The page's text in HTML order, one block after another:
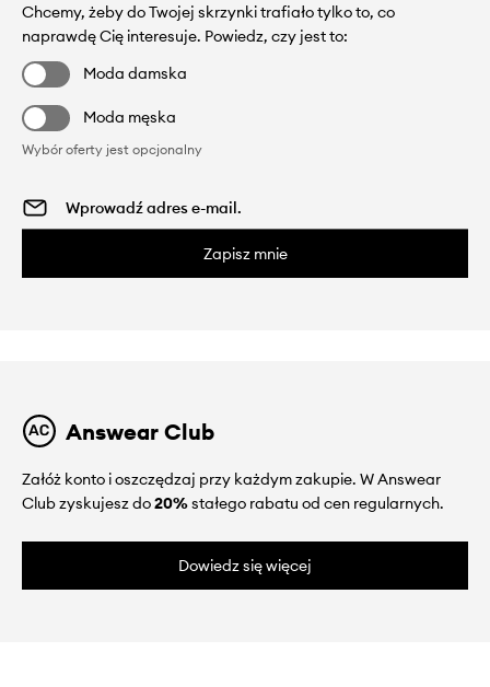
Chcemy, żeby do Twojej skrzynki trafiało tylko to, co
naprawdę Cię interesuje. Powiedz, czy jest to:
Moda damska
Moda męska
Wybór oferty jest opcjonalny
Zapisz mnie
Answear Club
Załóż konto i oszczędzaj przy każdym zakupie. W Answear
Club zyskujesz do20%stałego rabatu od cen regularnych.
Dowiedz się więcej